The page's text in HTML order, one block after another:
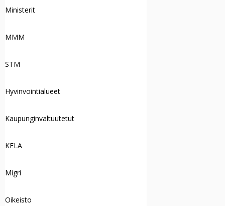
Ministerit
MMM
STM
Hyvinvointialueet
Kaupunginvaltuutetut
KELA
Migri
Oikeisto